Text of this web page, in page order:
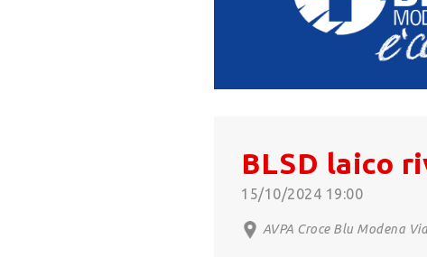
BLSD laico
15/10/2024 19:00
AVPA Croce Blu Modena